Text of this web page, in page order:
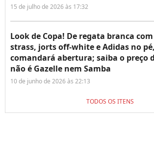
15 de julho de 2026 às 17:32
Look de Copa! De regata branca
strass, jorts off-white e Adidas no
comandará abertura; saiba o preço
não é Gazelle nem Samba
10 de junho de 2026 às 22:13
TODOS OS ITENS